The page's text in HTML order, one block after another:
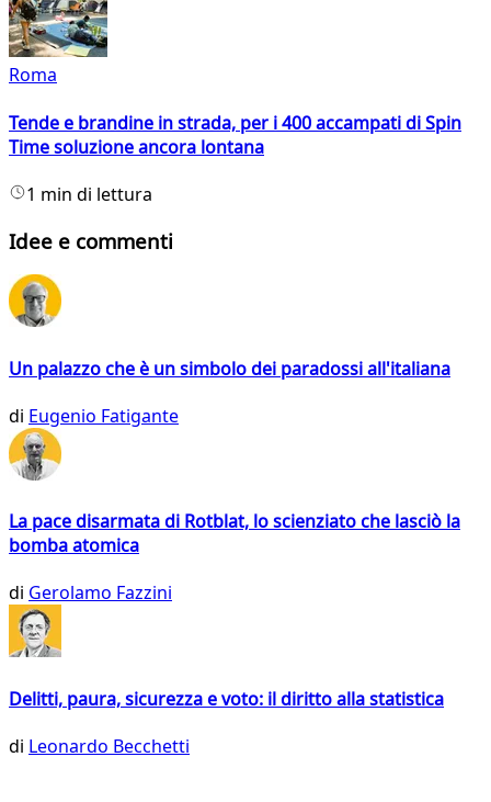
Roma
Tende e brandine in strada, per i 400 accampati di Spin
Time soluzione ancora lontana
1 min di lettura
Idee e commenti
Un palazzo che è un simbolo dei paradossi all'italiana
di Eugenio Fatigante
La pace disarmata di Rotblat, lo scienziato che lasciò la
bomba atomica
di Gerolamo Fazzini
Delitti, paura, sicurezza e voto: il diritto alla statistica
di Leonardo Becchetti